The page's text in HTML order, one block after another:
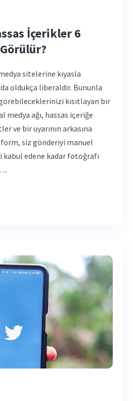
İçerikler 6
sitelerine kıyasla
oldukça liberaldir. Bununla
kısıtlayan bir
medya ağı, hassas içeriğe
ve bir uyarının arkasına
siz gönderiyi manuel
edene kadar fotoğrafı